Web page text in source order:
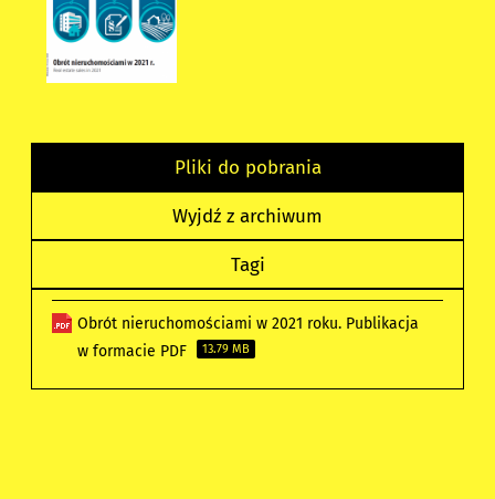
Pliki do pobrania
Wyjdź z archiwum
Tagi
Obrót nieruchomościami w 2021 roku. Publikacja
w formacie PDF
13.79 MB